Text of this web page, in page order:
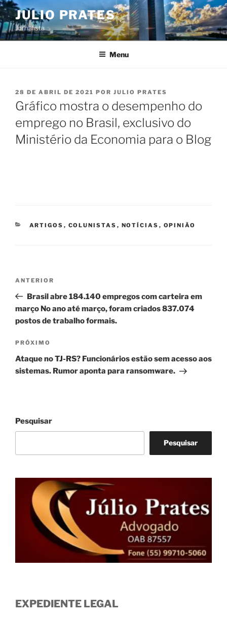
Pular
para
o
conteúdo
JULIO PRATES
Jornalista
Menu
PUBLICADO
EM
28 DE ABRIL DE 2021 POR JULIO PRATES
Gráfico mostra o desempenho do
emprego no Brasil, exclusivo do
Ministério da Economia para o Blog
CATEGORIAS
ARTIGOS , COLUNISTAS , NOTÍCIAS , OPINIÃO
Post
Post
anterior
ANTERIOR
Brasil abre 184.140 empregos com carteira em
março No ano até março, foram criados 837.074
postos de trabalho formais.
Próximo
post
PRÓXIMO
Ataque no TJ-RS? Funcionários estão sem acesso aos
sistemas. Rumor aponta para ransomware.
Pesquisar
Pesquisar
EXPEDIENTE LEGAL